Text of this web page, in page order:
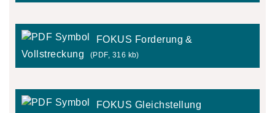
FOKUS Forderung &
Vollstreckung
(PDF, 316 kb)
FOKUS Gleichstellung